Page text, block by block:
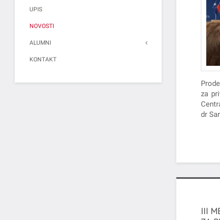
za
dr
III
UPIS
NOVOSTI
ALUMNI
KONTAKT